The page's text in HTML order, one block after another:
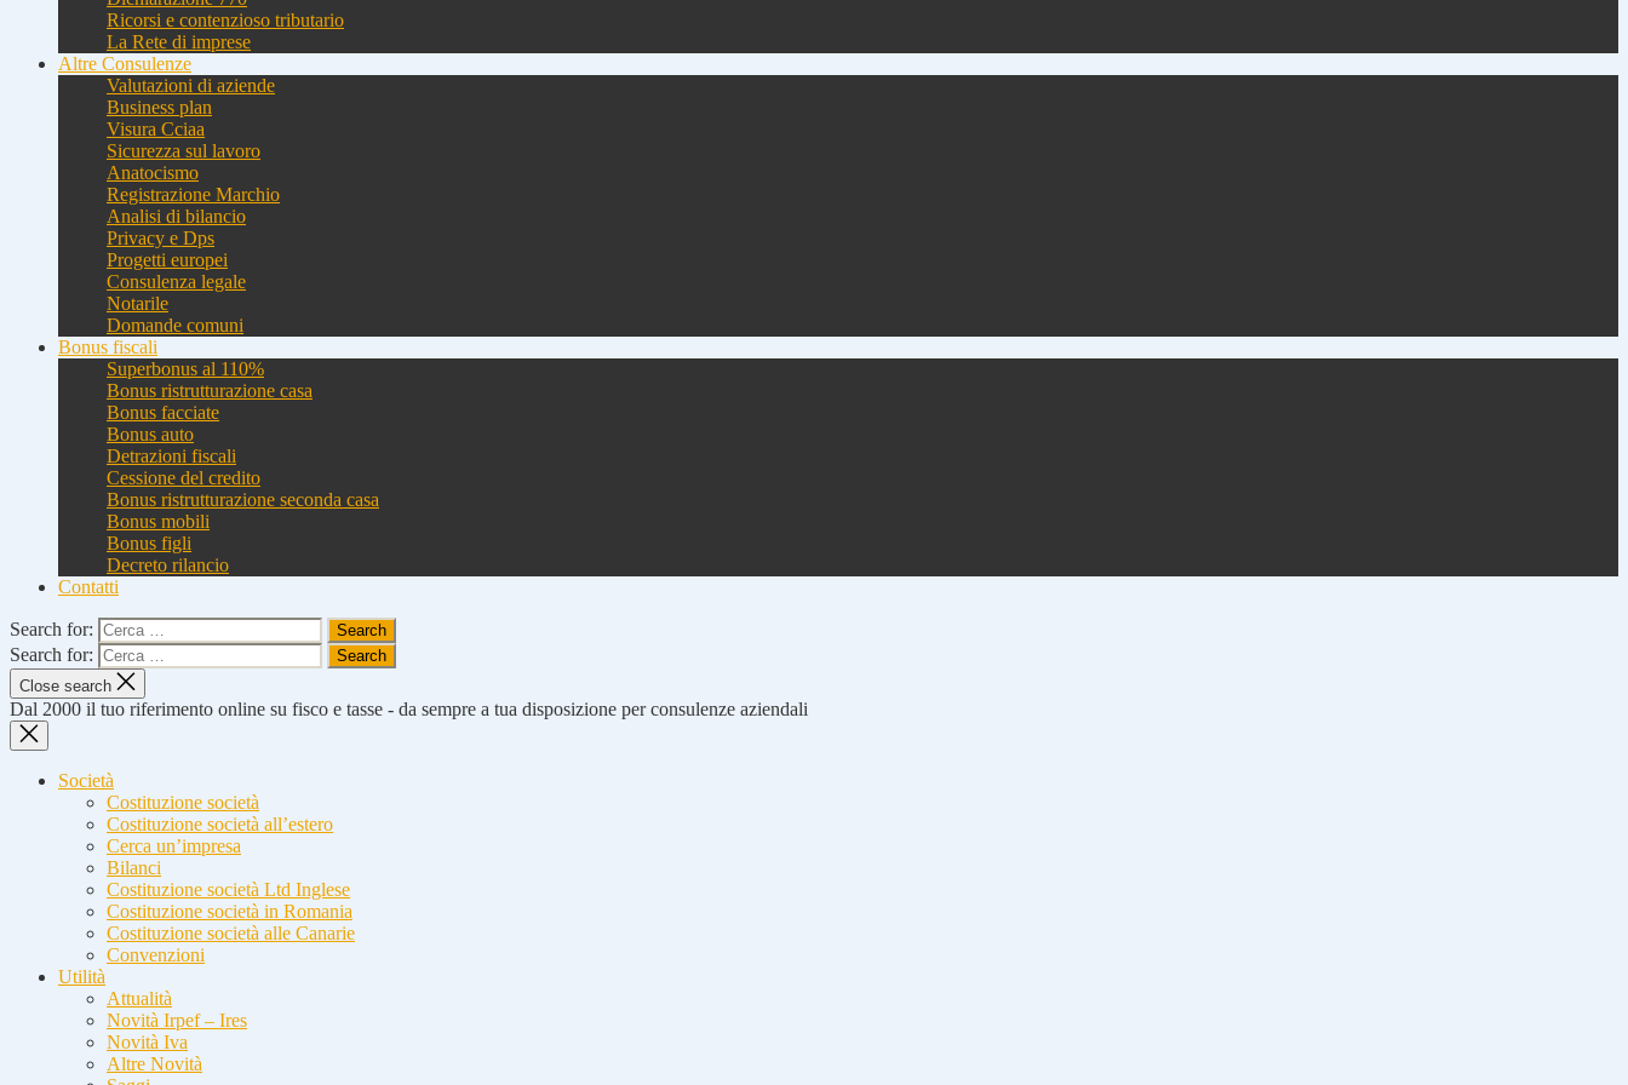
Ricorsi e contenzioso tributario
La Rete di imprese
Altre Consulenze
Valutazioni di aziende
Business plan
Visura Cciaa
Sicurezza sul lavoro
Anatocismo
Registrazione Marchio
Analisi di bilancio
Privacy e Dps
Progetti europei
Consulenza legale
Notarile
Domande comuni
Bonus fiscali
Superbonus al 110%
Bonus ristrutturazione casa
Bonus facciate
Bonus auto
Detrazioni fiscali
Cessione del credito
Bonus ristrutturazione seconda casa
Bonus mobili
Bonus figli
Decreto rilancio
Contatti
Search for:
Search for:
Close search
Dal 2000 il tuo riferimento online su fisco e tasse - da sempre a tua disposizione per consulenze aziendali
Società
Costituzione società
Costituzione società all’estero
Cerca un’impresa
Bilanci
Costituzione società Ltd Inglese
Costituzione società in Romania
Costituzione società alle Canarie
Convenzioni
Utilità
Attualità
Novità Irpef – Ires
Novità Iva
Altre Novità